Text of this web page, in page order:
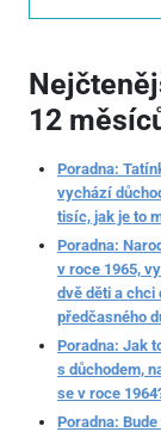
12
Poradna:
vychází
tisíc, jak je to
Poradna:
v roce 1965,
dvě děti a chci
předčasného
Poradna: Jak
s důchodem,
se v roce
Poradna: